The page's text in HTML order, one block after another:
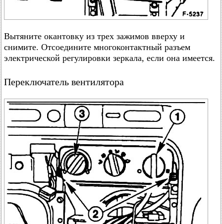
Вытяните окантовку из трех зажимов вверху и
снимите. Отсоедините многоконтактный разъем
электрической регулировки зеркала, если она имеется.
Переключатель вентилятора